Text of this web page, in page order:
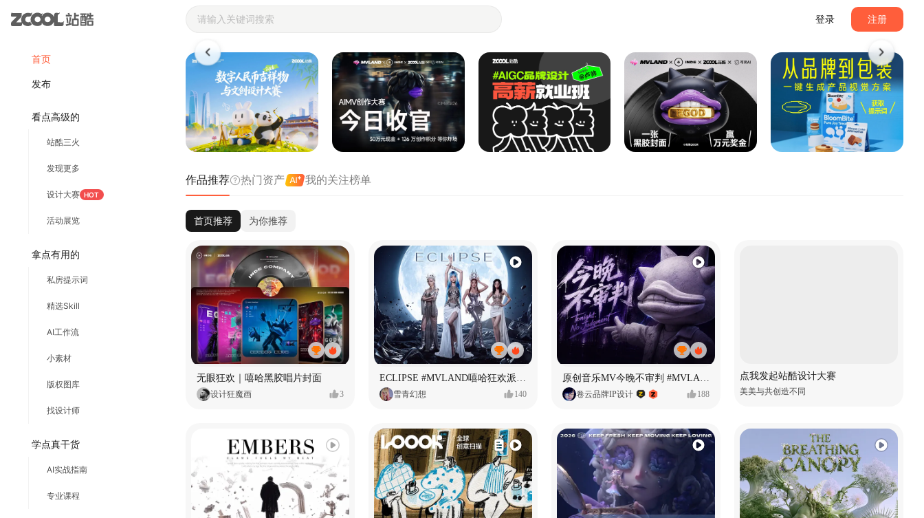
首页
发布
看点高级的
站酷三火
发现更多
设计大赛 HOT
活动展览
拿点有用的
私房提示词
精选Skill
AI工作流
小素材
版权图库
找设计师
学点真干货
AI实战指南
专业课程
登录 注册
站酷ZCOOL - 设计师们都在站酷
作品推荐 热门资产 我的关注榜单
首页推荐 为你推荐
无眼狂欢｜嘻哈黑胶唱片封面
设计狂魔画 3
ECLIPSE #MVLAND嘻哈狂欢派对 女团MV
雪青幻想 140
原创音乐MV今晚不审判 #MVLAND嘻哈狂欢派对
卷云品牌IP设计 188
点我发起站酷设计大赛
美美与共创造不同